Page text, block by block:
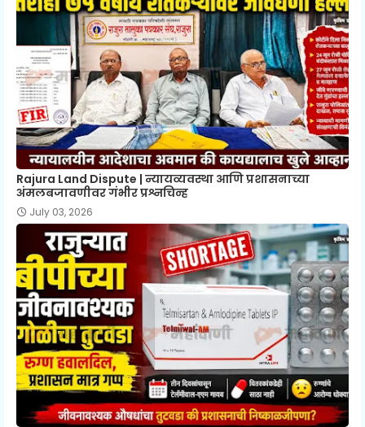
Rajura Land Dispute | न्यायव्यवस्था आणि प्रशासनाच्या
अंमलबजावणीवर गंभीर प्रश्नचिन्ह
July 03, 2026